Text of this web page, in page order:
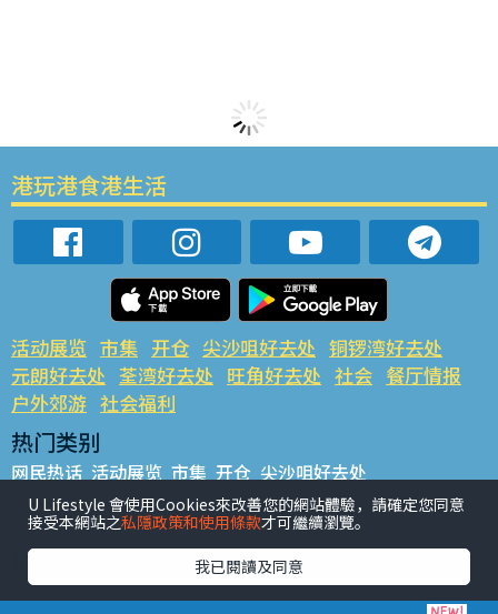
港玩港食港生活
活动展览 市集 开仓 尖沙咀好去处 铜锣湾好去处
元朗好去处 荃湾好去处 旺角好去处 社会 餐厅情报
户外郊游 社会福利
热门类别
网民热话 活动展览 市集 开仓 尖沙咀好去处
铜锣湾好去处 元朗好去处 荃湾好去处 旺角好去处 社会
餐厅情报 户外郊游
热门标签
#UGO揾好去处 #人气活动推介 #美食社群热话
U Lifestyle 會使用Cookies來改善您的網站體驗，請確定您同意
接受本網站之私隱政策和使用條款才可繼續瀏覽。
我已閱讀及同意